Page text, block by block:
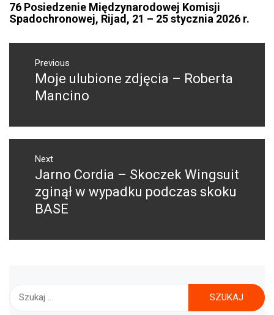
76 Posiedzenie Międzynarodowej Komisji
Spadochronowej, Rijad, 21 – 25 stycznia 2026 r.
NAWIGACJA
WPISUPrevious
Previous
post:
Moje ulubione zdjęcia – Roberta
Mancino
Next
Next
post:
Jarno Cordia – Skoczek Wingsuit
zginął w wypadku podczas skoku
BASE